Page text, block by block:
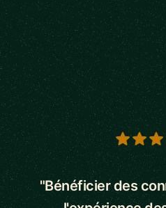
5 out of 5 stars
"Bénéficier des